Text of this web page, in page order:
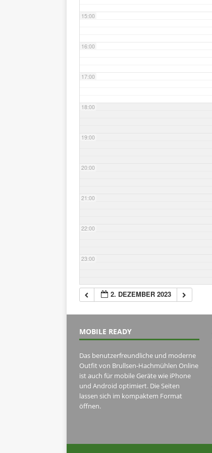
15:00
16:00
17:00
18:00
19:00
20:00
21:00
22:00
23:00
2. DEZEMBER 2023
MOBILE READY
Das benutzerfreundliche und moderne
Outfit von Brullsen-Hachmühlen Online
ist auch für mobile Geräte wie iPhone
und Android optimiert. Die Seiten
lassen sich im kompaktem Format
öffnen.